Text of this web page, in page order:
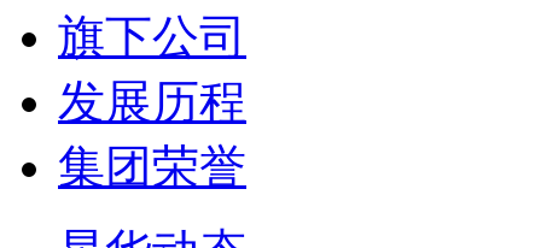
旗下公司
发展历程
集团荣誉